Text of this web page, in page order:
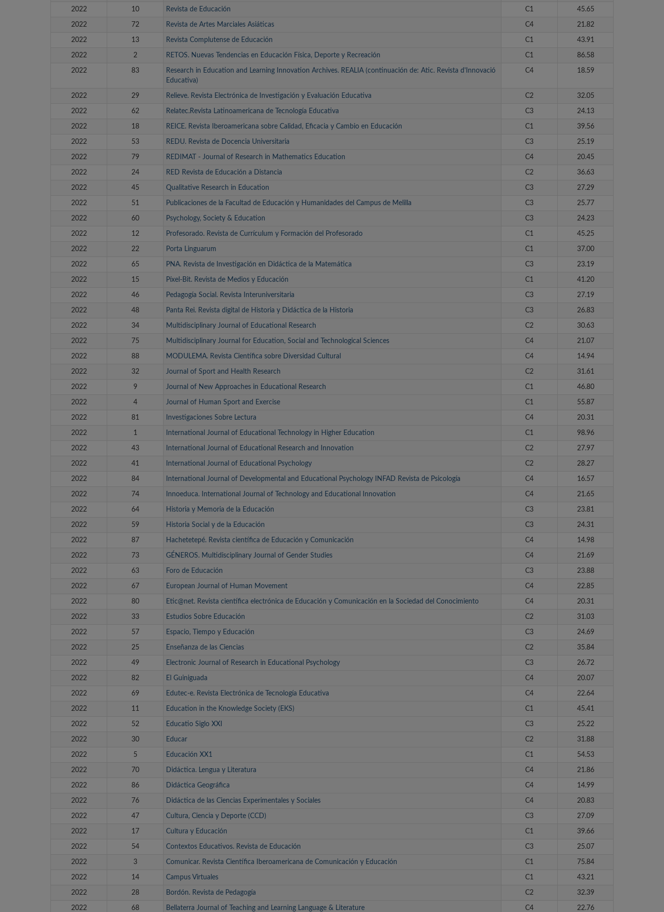
2022 10 Revista de Educación C1 45.65
2022 72 Revista de Artes Marciales Asiáticas C4 21.82
2022 13 Revista Complutense de Educación C1 43.91
2022 2 RETOS. Nuevas Tendencias en Educación Física, Deporte y Recreación C1 86.58
2022 83
Research in Education and Learning Innovation Archives. REALIA (continuación de: Atic. Revista d'Innovació
Educativa)
C4 18.59
2022 29 Relieve. Revista Electrónica de Investigación y Evaluación Educativa C2 32.05
2022 62 Relatec.Revista Latinoamericana de Tecnología Educativa C3 24.13
2022 18 REICE. Revista Iberoamericana sobre Calidad, Eficacia y Cambio en Educación C1 39.56
2022 53 REDU. Revista de Docencia Universitaria C3 25.19
2022 79 REDIMAT - Journal of Research in Mathematics Education C4 20.45
2022 24 RED Revista de Educación a Distancia C2 36.63
2022 45 Qualitative Research in Education C3 27.29
2022 51 Publicaciones de la Facultad de Educación y Humanidades del Campus de Melilla C3 25.77
2022 60 Psychology, Society & Education C3 24.23
2022 12 Profesorado. Revista de Currículum y Formación del Profesorado C1 45.25
2022 22 Porta Linguarum C1 37.00
2022 65 PNA. Revista de Investigación en Didáctica de la Matemática C3 23.19
2022 15 Píxel-Bit. Revista de Medios y Educación C1 41.20
2022 46 Pedagogía Social. Revista Interuniversitaria C3 27.19
2022 48 Panta Rei. Revista digital de Historia y Didáctica de la Historia C3 26.83
2022 34 Multidisciplinary Journal of Educational Research C2 30.63
2022 75 Multidisciplinary Journal for Education, Social and Technological Sciences C4 21.07
2022 88 MODULEMA. Revista Científica sobre Diversidad Cultural C4 14.94
2022 32 Journal of Sport and Health Research C2 31.61
2022 9 Journal of New Approaches in Educational Research C1 46.80
2022 4 Journal of Human Sport and Exercise C1 55.87
2022 81 Investigaciones Sobre Lectura C4 20.31
2022 1 International Journal of Educational Technology in Higher Education C1 98.96
2022 43 International Journal of Educational Research and Innovation C2 27.97
2022 41 International Journal of Educational Psychology C2 28.27
2022 84 International Journal of Developmental and Educational Psychology INFAD Revista de Psicología C4 16.57
2022 74 Innoeduca. International Journal of Technology and Educational Innovation C4 21.65
2022 64 Historia y Memoria de la Educación C3 23.81
2022 59 Historia Social y de la Educación C3 24.31
2022 87 Hachetetepé. Revista científica de Educación y Comunicación C4 14.98
2022 73 GÉNEROS. Multidisciplinary Journal of Gender Studies C4 21.69
2022 63 Foro de Educación C3 23.88
2022 67 European Journal of Human Movement C4 22.85
2022 80 Etic@net. Revista científica electrónica de Educación y Comunicación en la Sociedad del Conocimiento C4 20.31
2022 33 Estudios Sobre Educación C2 31.03
2022 57 Espacio, Tiempo y Educación C3 24.69
2022 25 Enseñanza de las Ciencias C2 35.84
2022 49 Electronic Journal of Research in Educational Psychology C3 26.72
2022 82 El Guiniguada C4 20.07
2022 69 Edutec-e. Revista Electrónica de Tecnología Educativa C4 22.64
2022 11 Education in the Knowledge Society (EKS) C1 45.41
2022 52 Educatio Siglo XXI C3 25.22
2022 30 Educar C2 31.88
2022 5 Educación XX1 C1 54.53
2022 70 Didáctica. Lengua y Literatura C4 21.86
2022 86 Didáctica Geográfica C4 14.99
2022 76 Didáctica de las Ciencias Experimentales y Sociales C4 20.83
2022 47 Cultura, Ciencia y Deporte (CCD) C3 27.09
2022 17 Cultura y Educación C1 39.66
2022 54 Contextos Educativos. Revista de Educación C3 25.07
2022 3 Comunicar. Revista Científica Iberoamericana de Comunicación y Educación C1 75.84
2022 14 Campus Virtuales C1 43.21
2022 28 Bordón. Revista de Pedagogía C2 32.39
2022 68 Bellaterra Journal of Teaching and Learning Language & Literature C4 22.76